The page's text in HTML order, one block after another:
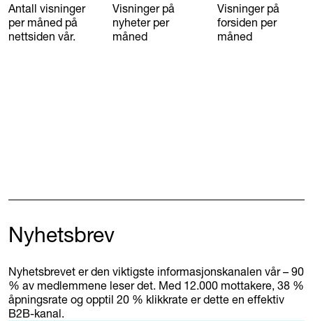
Antall visninger
per måned på
nettsiden vår.
Visninger på
nyheter per
måned
Visninger på
forsiden per
måned
Nyhetsbrev
Nyhetsbrevet er den viktigste informasjonskanalen vår – 90
% av medlemmene leser det. Med 12.000 mottakere, 38 %
åpningsrate og opptil 20 % klikkrate er dette en effektiv
B2B-kanal.